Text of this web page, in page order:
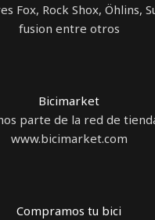
Fox, Rock Shox, Öhlins,
fusion entre otros
Bicimarket
parte de la red de
www.bicimarket.com
Compramos tu bici